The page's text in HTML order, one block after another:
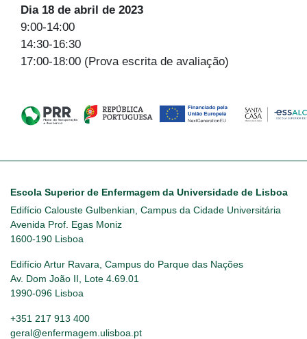
Dia 18 de abril de 2023
9:00-14:00
14:30-16:30
17:00-18:00 (Prova escrita de avaliação)
Escola Superior de Enfermagem da Universidade de Lisboa
Edifício Calouste Gulbenkian, Campus da Cidade Universitária
Avenida Prof. Egas Moniz
1600-190 Lisboa
Edifício Artur Ravara, Campus do Parque das Nações
Av. Dom João II, Lote 4.69.01
1990-096 Lisboa
+351 217 913 400
geral@enfermagem.ulisboa.pt